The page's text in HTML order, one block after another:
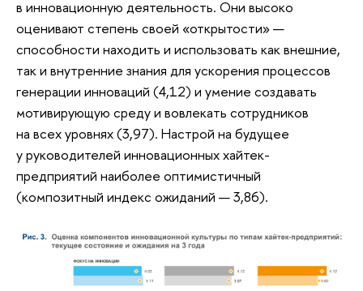
в инновационную деятельность. Они высоко
оценивают степень своей «открытости» —
способности находить и использовать как внешние,
так и внутренние знания для ускорения процессов
генерации инноваций (4,12) и умение создавать
мотивирующую среду и вовлекать сотрудников
на всех уровнях (3,97). Настрой на будущее
у руководителей инновационных хайтек-
предприятий наиболее оптимистичный
(композитный индекс ожиданий — 3,86).